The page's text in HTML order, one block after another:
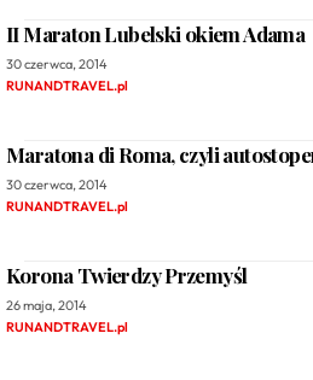
II Maraton Lubelski okiem Adama
30 czerwca, 2014
RUNANDTRAVEL.pl
Maratona di Roma, czyli
30 czerwca, 2014
RUNANDTRAVEL.pl
Korona Twierdzy Przemyśl
26 maja, 2014
RUNANDTRAVEL.pl